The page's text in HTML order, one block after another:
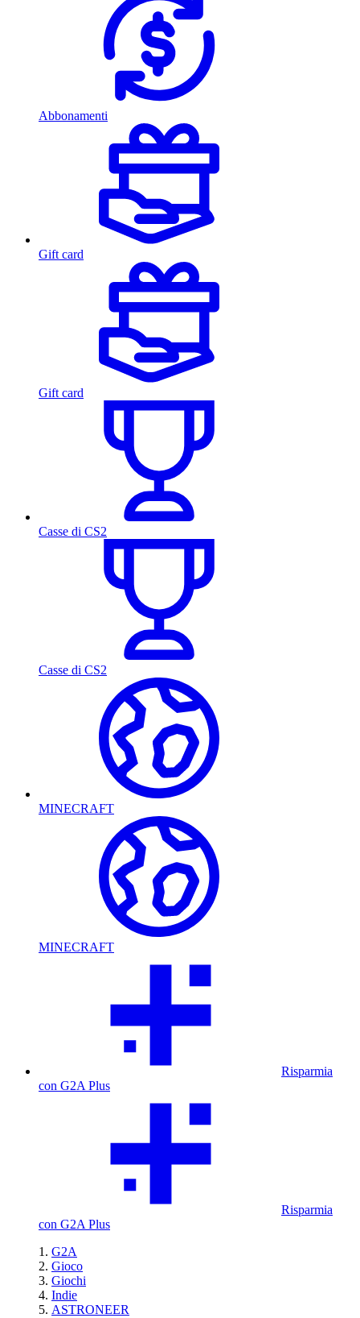
Abbonamenti
Gift card
Gift card
Casse di CS2
Casse di CS2
MINECRAFT
MINECRAFT
Risparmia
con G2A Plus
Risparmia
con G2A Plus
G2A
Gioco
Giochi
Indie
ASTRONEER